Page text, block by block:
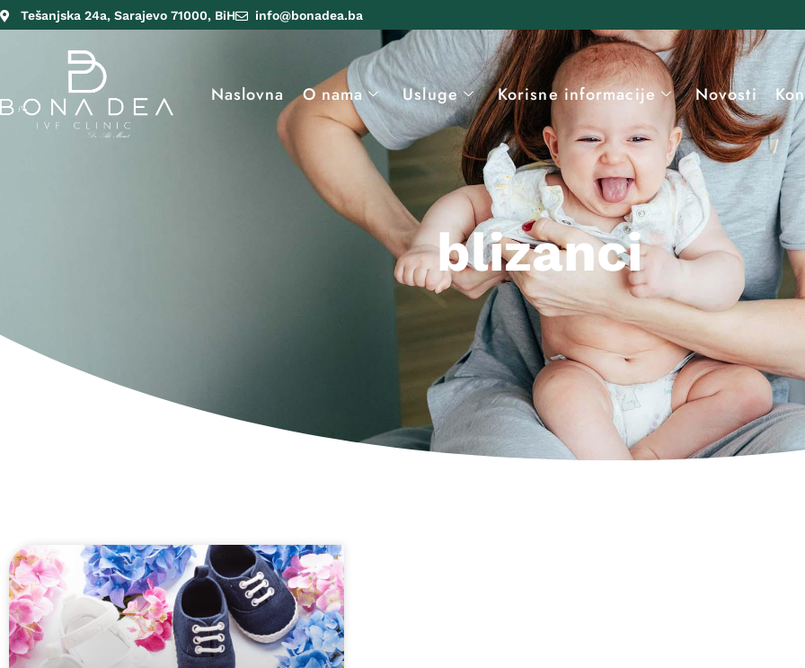
Tešanjska 24a, Sarajevo 71000, BiH info@bonadea.ba
Naslovna O nama Usluge Korisne informacije Novosti
blizanci